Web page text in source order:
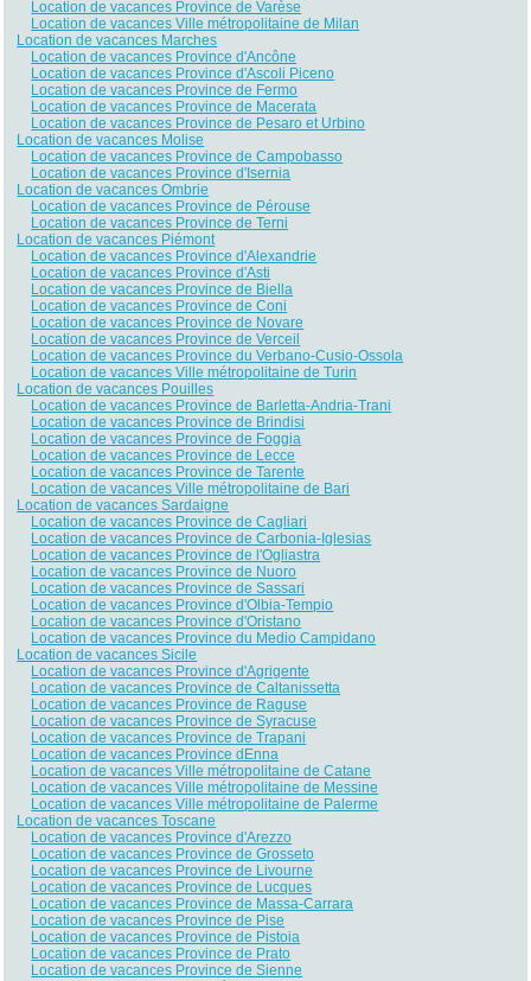
Location de vacances Province de Varèse
Location de vacances Ville métropolitaine de Milan
Location de vacances Marches
Location de vacances Province d'Ancône
Location de vacances Province d'Ascoli Piceno
Location de vacances Province de Fermo
Location de vacances Province de Macerata
Location de vacances Province de Pesaro et Urbino
Location de vacances Molise
Location de vacances Province de Campobasso
Location de vacances Province d'Isernia
Location de vacances Ombrie
Location de vacances Province de Pérouse
Location de vacances Province de Terni
Location de vacances Piémont
Location de vacances Province d'Alexandrie
Location de vacances Province d'Asti
Location de vacances Province de Biella
Location de vacances Province de Coni
Location de vacances Province de Novare
Location de vacances Province de Verceil
Location de vacances Province du Verbano-Cusio-Ossola
Location de vacances Ville métropolitaine de Turin
Location de vacances Pouilles
Location de vacances Province de Barletta-Andria-Trani
Location de vacances Province de Brindisi
Location de vacances Province de Foggia
Location de vacances Province de Lecce
Location de vacances Province de Tarente
Location de vacances Ville métropolitaine de Bari
Location de vacances Sardaigne
Location de vacances Province de Cagliari
Location de vacances Province de Carbonia-Iglesias
Location de vacances Province de l'Ogliastra
Location de vacances Province de Nuoro
Location de vacances Province de Sassari
Location de vacances Province d'Olbia-Tempio
Location de vacances Province d'Oristano
Location de vacances Province du Medio Campidano
Location de vacances Sicile
Location de vacances Province d'Agrigente
Location de vacances Province de Caltanissetta
Location de vacances Province de Raguse
Location de vacances Province de Syracuse
Location de vacances Province de Trapani
Location de vacances Province dEnna
Location de vacances Ville métropolitaine de Catane
Location de vacances Ville métropolitaine de Messine
Location de vacances Ville métropolitaine de Palerme
Location de vacances Toscane
Location de vacances Province d'Arezzo
Location de vacances Province de Grosseto
Location de vacances Province de Livourne
Location de vacances Province de Lucques
Location de vacances Province de Massa-Carrara
Location de vacances Province de Pise
Location de vacances Province de Pistoia
Location de vacances Province de Prato
Location de vacances Province de Sienne